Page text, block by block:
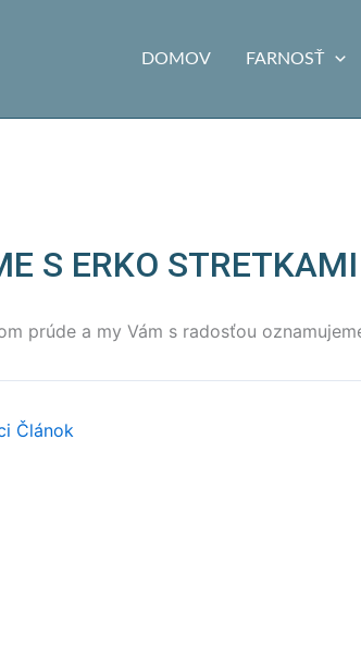
DOMOV FARNOSŤ
S ERKO STRETKAMI
prúde a my Vám s radosťou
Článok